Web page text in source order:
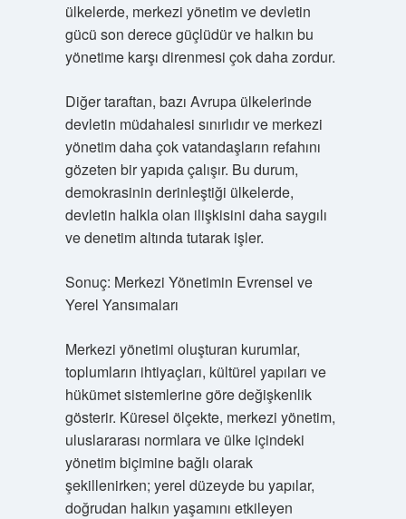
ülkelerde, merkezi yönetim ve devletin
gücü son derece güçlüdür ve halkın bu
yönetime karşı direnmesi çok daha zordur.
Diğer taraftan, bazı Avrupa ülkelerinde
devletin müdahalesi sınırlıdır ve merkezi
yönetim daha çok vatandaşların refahını
gözeten bir yapıda çalışır. Bu durum,
demokrasinin derinleştiği ülkelerde,
devletin halkla olan ilişkisini daha saygılı
ve denetim altında tutarak işler.
Sonuç: Merkezi Yönetimin Evrensel ve
Yerel Yansımaları
Merkezi yönetimi oluşturan kurumlar,
toplumların ihtiyaçları, kültürel yapıları ve
hükümet sistemlerine göre değişkenlik
gösterir. Küresel ölçekte, merkezi yönetim,
uluslararası normlara ve ülke içindeki
yönetim biçimine bağlı olarak
şekillenirken; yerel düzeyde bu yapılar,
doğrudan halkın yaşamını etkileyen